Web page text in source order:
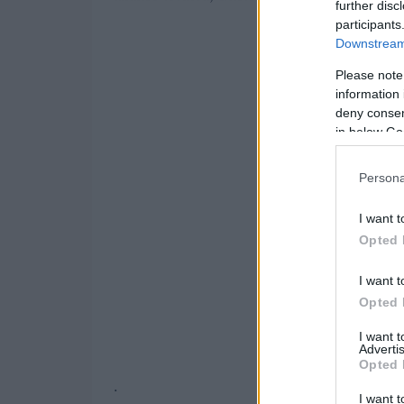
further
Please
information
deny
in below
I want
Opted
I want
Opted
I want
Opted
I want
.